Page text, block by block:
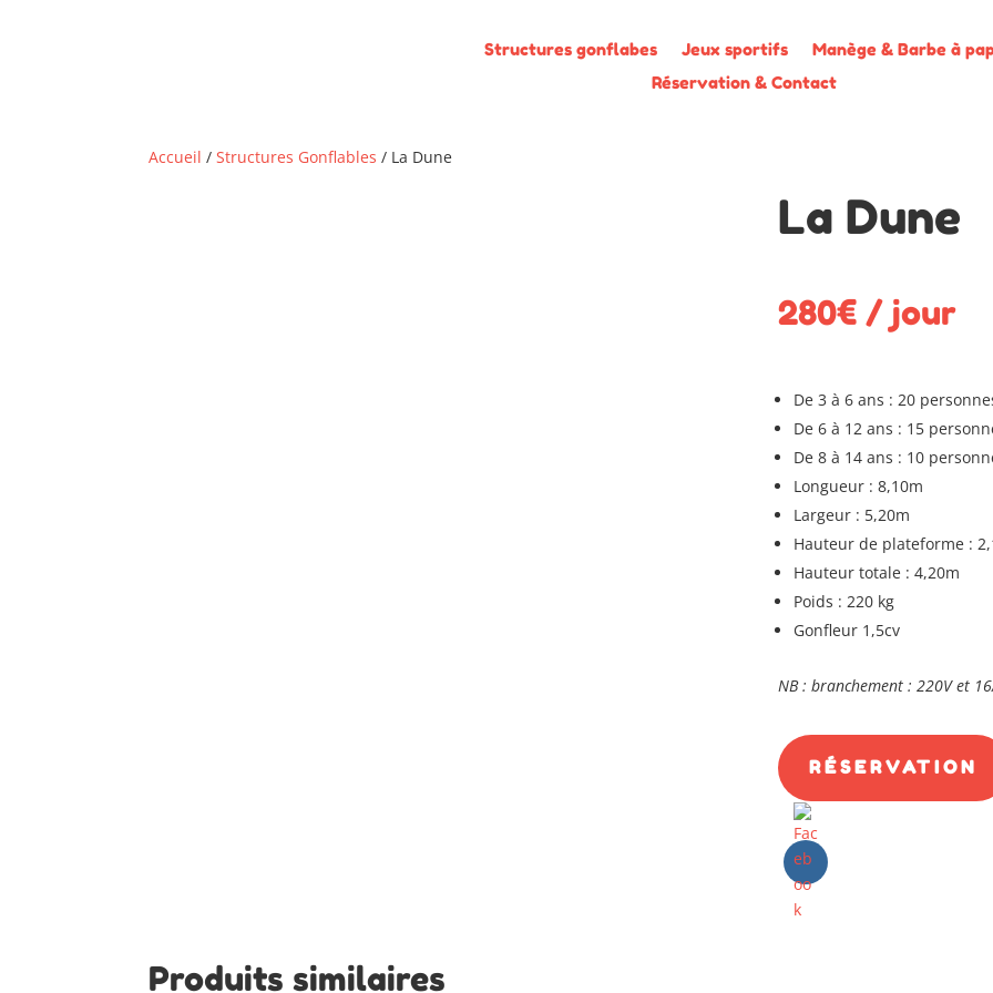
Structures gonflabes Jeux sportifs
Manège & Barbe à
Réservation & Contact
Accueil /Structures Gonflables / La Dune
La Dune
280€ / jour
De 3 à 6 ans : 20
De 6 à 12 ans : 15
De 8 à 14 ans : 10
Longueur : 8,10m
Largeur : 5,20m
Hauteur de plateforme :
Hauteur totale : 4,20m
Poids : 220 kg
Gonfleur 1,5cv
NB : branchement : 220V et
RÉSERVATION
Produits similaires